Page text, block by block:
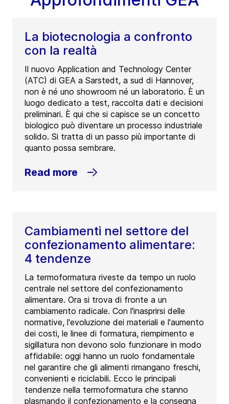
La biotecnologia a confronto
con la realtà
Il nuovo Application and Technology Center
(ATC) di GEA a Sarstedt, a sud di Hannover,
non è né uno showroom né un laboratorio. È un
luogo dedicato a test, raccolta dati e decisioni
preliminari. È qui che si capisce se un concetto
biologico può diventare un processo industriale
solido. Si tratta di un passo più importante di
quanto possa sembrare.
Read more
Cambiamenti nel settore del
confezionamento alimentare:
4 tendenze
La termoformatura riveste da tempo un ruolo
centrale nel settore del confezionamento
alimentare. Ora si trova di fronte a un
cambiamento radicale. Con l'inasprirsi delle
normative, l'evoluzione dei materiali e l'aumento
dei costi, le linee di formatura, riempimento e
sigillatura non devono solo funzionare in modo
affidabile: oggi hanno un ruolo fondamentale
nel garantire che gli alimenti rimangano freschi,
convenienti e riciclabili. Ecco le principali
tendenze nella termoformatura che stanno
plasmando il confezionamento e la consegna